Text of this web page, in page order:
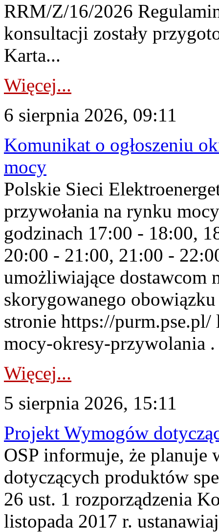
RRM/Z/16/2026
konsultacji zostały
Karta...
Więcej...
6 sierpnia 2026, 09:11
Komunikat o ogłoszeniu
mocy
Polskie Sieci
przywołania na rynku
godzinach 17:00 - 18:00,
20:00 - 21:00, 21:00 -
umożliwiające dostawcom
skorygowanego
stronie https://
mocy-okresy-przywolania
Więcej...
5 sierpnia 2026, 15:11
Projekt Wymogów
OSP informuje, że planuje
dotyczących produktów
26 ust. 1 rozporządzenia
listopada 2017 r.